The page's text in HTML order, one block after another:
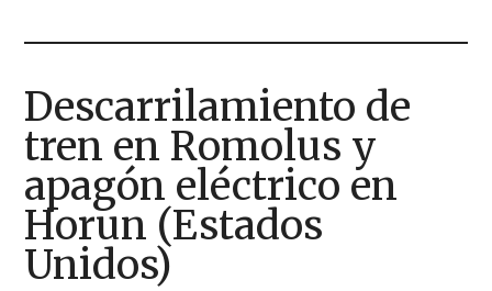
Descarrilamiento de
tren en Romolus y
apagón eléctrico en
Horun (Estados
Unidos)